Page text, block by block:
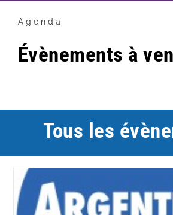
Agenda
Évènements à
Tous les